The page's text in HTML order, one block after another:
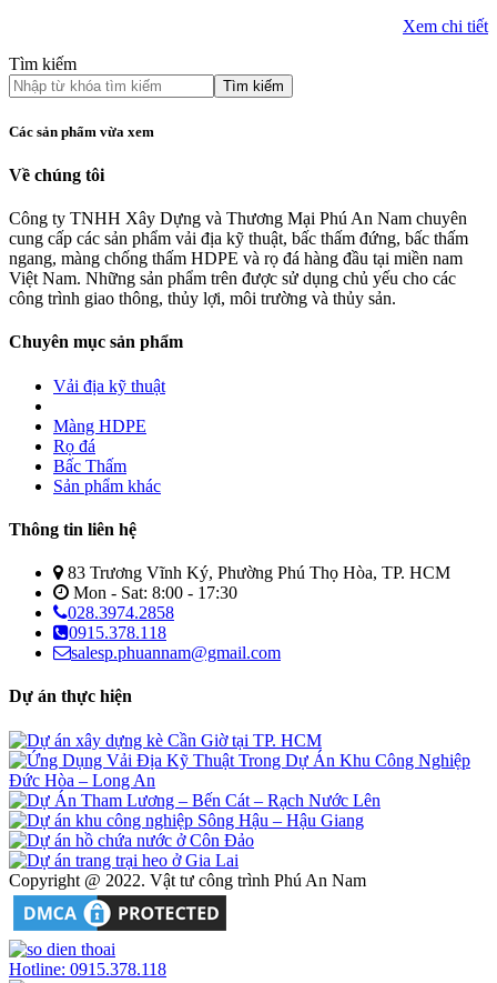
Xem chi tiết
Tìm kiếm
Tìm kiếm
Các sản phẩm vừa xem
Về chúng tôi
Công ty TNHH Xây Dựng và Thương Mại Phú An Nam chuyên
cung cấp các sản phẩm vải địa kỹ thuật, bấc thấm đứng, bấc thấm
ngang, màng chống thấm HDPE và rọ đá hàng đầu tại miền nam
Việt Nam. Những sản phẩm trên được sử dụng chủ yếu cho các
công trình giao thông, thủy lợi, môi trường và thủy sản.
Chuyên mục sản phẩm
Vải địa kỹ thuật
Màng HDPE
Rọ đá
Bấc Thấm
Sản phẩm khác
Thông tin liên hệ
83 Trương Vĩnh Ký, Phường Phú Thọ Hòa, TP. HCM
Mon - Sat: 8:00 - 17:30
028.3974.2858
0915.378.118
salesp.phuannam@gmail.com
Dự án thực hiện
Copyright @ 2022. Vật tư công trình Phú An Nam
Hotline: 0915.378.118